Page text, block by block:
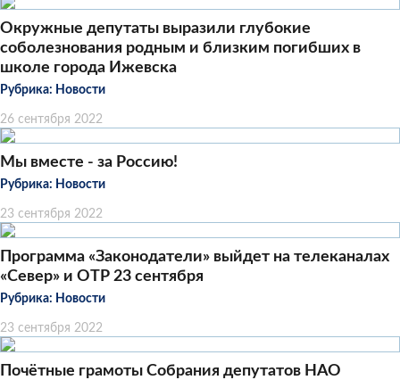
Окружные депутаты выразили глубокие
соболезнования родным и близким погибших в
школе города Ижевска
Рубрика: Новости
26 сентября 2022
Мы вместе - за Россию!
Рубрика: Новости
23 сентября 2022
Программа «Законодатели» выйдет на телеканалах
«Север» и ОТР 23 сентября
Рубрика: Новости
23 сентября 2022
Почётные грамоты Собрания депутатов НАО